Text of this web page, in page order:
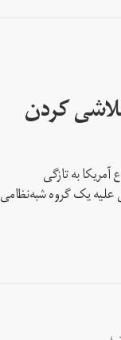
کردن
به تازگی
یک گروه شبه‌نظامی